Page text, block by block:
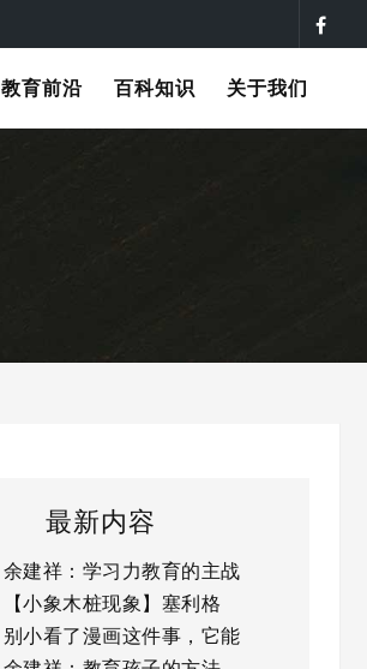
教育前沿 百科知识 关于我们
最新内容
余建祥：学习力教育的主战
【小象木桩现象】塞利格
别小看了漫画这件事，它能